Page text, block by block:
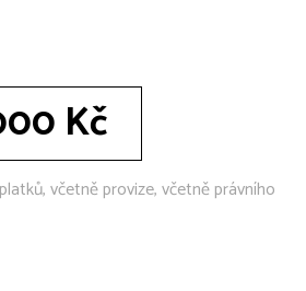
Kč
včetně provize, včetně právního